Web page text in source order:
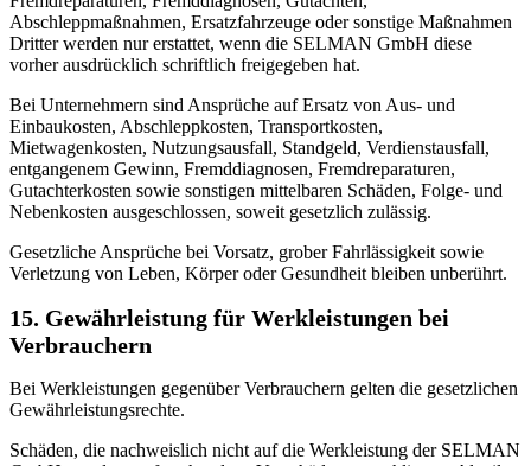
Abschleppmaßnahmen, Ersatzfahrzeuge oder sonstige Maßnahmen
Dritter werden nur erstattet, wenn die SELMAN GmbH diese
vorher ausdrücklich schriftlich freigegeben hat.
Bei Unternehmern sind Ansprüche auf Ersatz von Aus- und
Einbaukosten, Abschleppkosten, Transportkosten,
Mietwagenkosten, Nutzungsausfall, Standgeld, Verdienstausfall,
entgangenem Gewinn, Fremddiagnosen, Fremdreparaturen,
Gutachterkosten sowie sonstigen mittelbaren Schäden, Folge- und
Nebenkosten ausgeschlossen, soweit gesetzlich zulässig.
Gesetzliche Ansprüche bei Vorsatz, grober Fahrlässigkeit sowie
Verletzung von Leben, Körper oder Gesundheit bleiben unberührt.
15. Gewährleistung für Werkleistungen bei
Verbrauchern
Bei Werkleistungen gegenüber Verbrauchern gelten die gesetzlichen
Gewährleistungsrechte.
Schäden, die nachweislich nicht auf die Werkleistung der SELMAN